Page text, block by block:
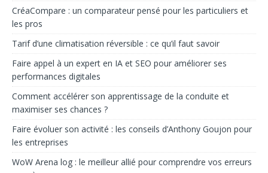
CréaCompare : un comparateur pensé pour les particuliers et
les pros
Tarif d’une climatisation réversible : ce qu’il faut savoir
Faire appel à un expert en IA et SEO pour améliorer ses
performances digitales
Comment accélérer son apprentissage de la conduite et
maximiser ses chances ?
Faire évoluer son activité : les conseils d’Anthony Goujon pour
les entreprises
WoW Arena log : le meilleur allié pour comprendre vos erreurs